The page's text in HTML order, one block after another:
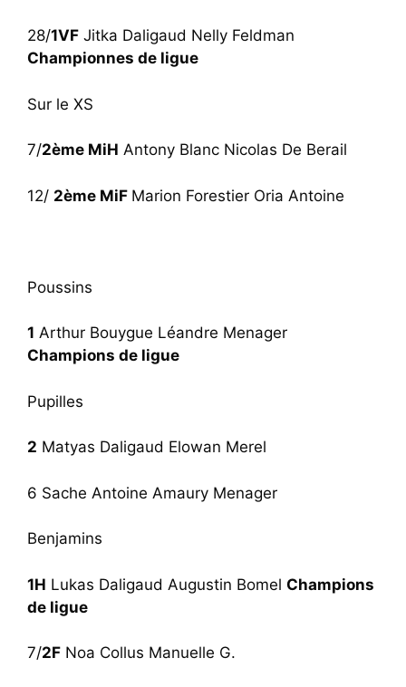
28/1VF Jitka Daligaud Nelly Feldman
Championnes de ligue
Sur le XS
7/2ème MiH Antony Blanc Nicolas De Berail
12/ 2ème MiF Marion Forestier Oria Antoine
Poussins
1 Arthur Bouygue Léandre Menager
Champions de ligue
Pupilles
2 Matyas Daligaud Elowan Merel
6 Sache Antoine Amaury Menager
Benjamins
1H Lukas Daligaud Augustin Bomel Champions
de ligue
7/2F Noa Collus Manuelle G.